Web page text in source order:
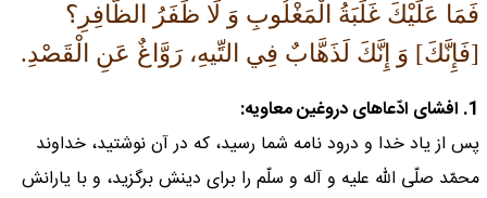
فَمَا عَلَيْكَ غَلَبَةُ الْمَغْلُوبِ وَ لَا ظَفَرُ الظَّافِرِ؟
[فَإِنَّكَ] وَ إِنَّكَ لَذَهَّابٌ فِي التِّيهِ، رَوَّاغٌ عَنِ الْقَصْدِ.
1. افشاى ادّعاهاى دروغين معاويه:
پس از ياد خدا و درود نامه شما رسيد، كه در آن نوشتيد، خداوند
محمّد صلّى اللّه عليه و آله و سلّم را براى دينش برگزيد، و با يارانش